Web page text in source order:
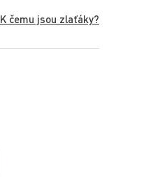
K čemu jsou zlaťáky?